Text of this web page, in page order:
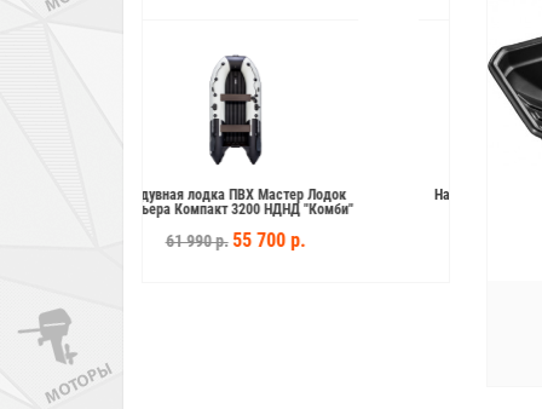
Надувная лодка ПВХ Флинк (Flinc)
FT320KA
56 500 р. 45 600 р.